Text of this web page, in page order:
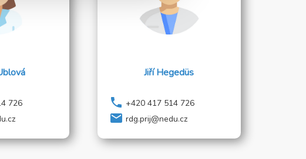
726
Jiří Hegedüs
phone +420 417 514 726
local_post_office rdg.prij@nedu.cz